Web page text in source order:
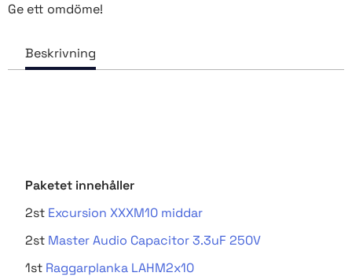
Ge ett omdöme!
Paketet innehåller
2st Excursion XXXM10 middar
2st Master Audio Capacitor 3.3uF 250V
1st Raggarplanka LAHM2x10